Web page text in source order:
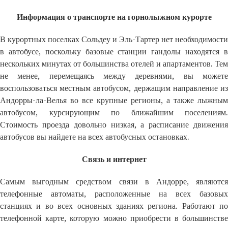
Информация о транспорте на горнолыжном курорте
В курортных поселках Сольдеу и Эль-Тартер нет необходимости
в автобусе, поскольку базовые станции гандолы находятся в
нескольких минутах от большинства отелей и апартаментов. Тем
не менее, перемещаясь между деревнями, вы можете
воспользоваться местным автобусом, держащим направление из
Андорры-ла-Велья во все крупные регионы, а также лыжным
автобусом, курсирующим по ближайшим поселениям.
Стоимость проезда довольно низкая, а расписание движения
автобусов вы найдете на всех автобусных остановках.
Связь и интернет
Самым выгодным средством связи в Андорре, являются
телефонные автоматы, расположенные на всех базовых
станциях и во всех основных зданиях региона. Работают по
телефонной карте, которую можно приобрести в большинстве